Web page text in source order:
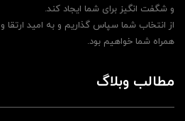
و شگفت انگیز برای شما ایجاد کند.
از انتخاب شما سپاس گذاریم و به امید
همراه شما خواهیم بود.
مطالب وبلاگ